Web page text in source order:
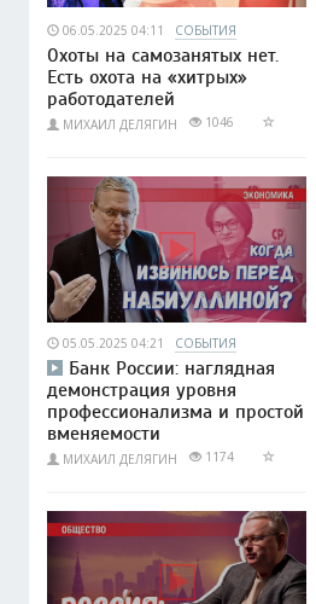
06.05.2025 04:11 СОБЫТИЯ
Охоты на самозанятых нет.
Есть охота на «хитрых»
работодателей
МИХАИЛ ДЕЛЯГИН 1046
05.05.2025 04:21 СОБЫТИЯ
Банк России: наглядная
демонстрация уровня
профессионализма и простой
вменяемости
МИХАИЛ ДЕЛЯГИН 1174